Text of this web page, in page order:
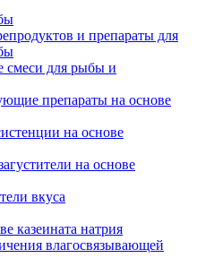
и препараты для
смеси для рыбы и
препараты на основе
на основе
на основе
вкуса
казеината натрия
влагосвязывающей